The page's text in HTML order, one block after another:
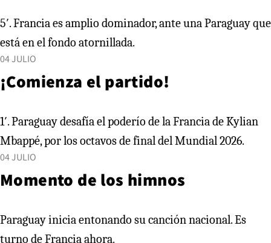
5′. Francia es amplio dominador, ante una Paraguay que
está en el fondo atornillada.
04 JULIO
¡Comienza el partido!
1′. Paraguay desafía el poderío de la Francia de Kylian
Mbappé, por los octavos de final del Mundial 2026.
04 JULIO
Momento de los himnos
Paraguay inicia entonando su canción nacional. Es
turno de Francia ahora.